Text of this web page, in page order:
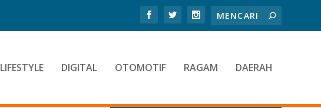
LIFESTYLE DIGITAL OTOMOTIF RAGAM DAERAH